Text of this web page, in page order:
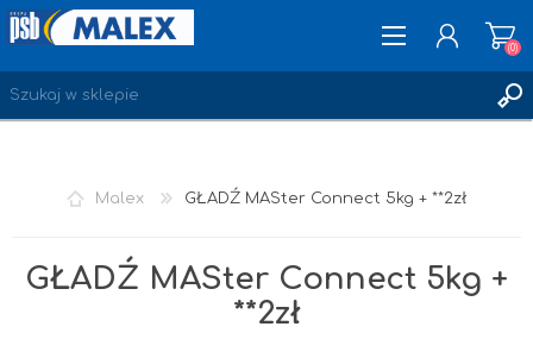
ZAREJESTRUJ SIĘ
ULUBIONE
(0)
Malex GŁADŹ MASter Connect 5kg + **2zł
GŁADŹ MASter Connect 5kg +
**2zł